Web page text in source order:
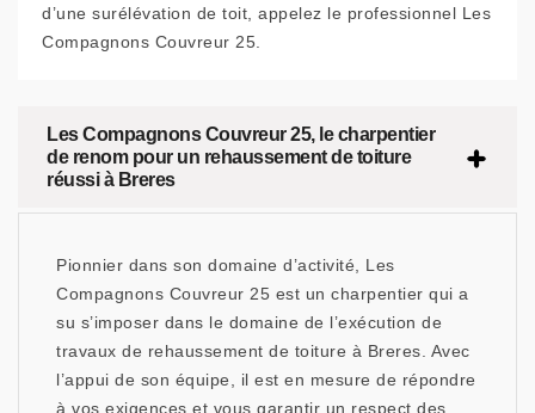
d’une surélévation de toit, appelez le professionnel Les
Compagnons Couvreur 25.
Les Compagnons Couvreur 25, le charpentier
de renom pour un rehaussement de toiture
réussi à Breres
Pionnier dans son domaine d’activité, Les
Compagnons Couvreur 25 est un charpentier qui a
su s’imposer dans le domaine de l’exécution de
travaux de rehaussement de toiture à Breres. Avec
l’appui de son équipe, il est en mesure de répondre
à vos exigences et vous garantir un respect des